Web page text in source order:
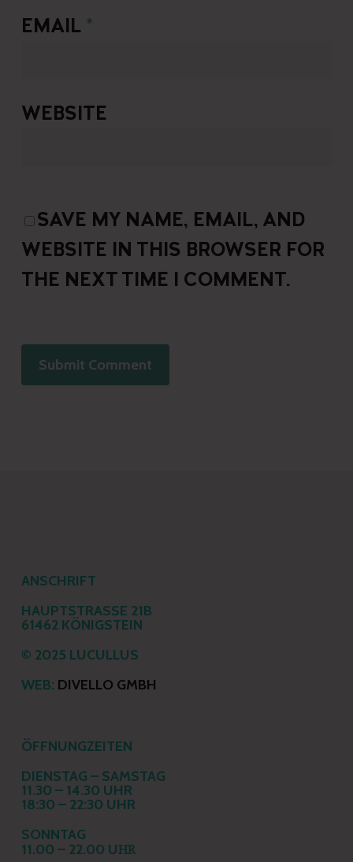
EMAIL *
WEBSITE
SAVE MY NAME, EMAIL, AND
WEBSITE IN THIS BROWSER FOR
THE NEXT TIME I COMMENT.
ANSCHRIFT
HAUPTSTRASSE 21B
61462 KÖNIGSTEIN
© 2025 LUCULLUS
WEB: DIVELLO GMBH
ÖFFNUNGZEITEN
DIENSTAG – SAMSTAG
11.30 – 14.30 UHR
18:30 – 22:30 UHR
SONNTAG
11.00 – 22.00 UHR